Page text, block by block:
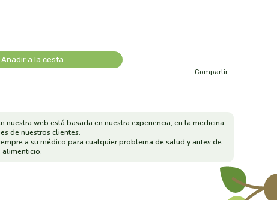
Añadir a la cesta
Compartir
nuestra web está basada en nuestra experiencia, en la medicina
de nuestros clientes.
a su médico para cualquier problema de salud y antes de